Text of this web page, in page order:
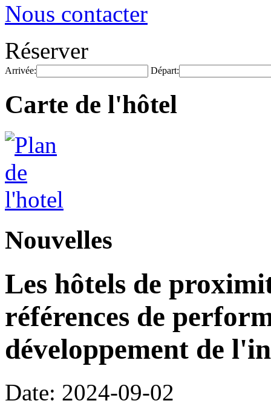
Nous contacter
Réserver
Arrivée: Départ:
Carte de l'hôtel
Nouvelles
Les hôtels de
références de
développement de
Date: 2024-09-02